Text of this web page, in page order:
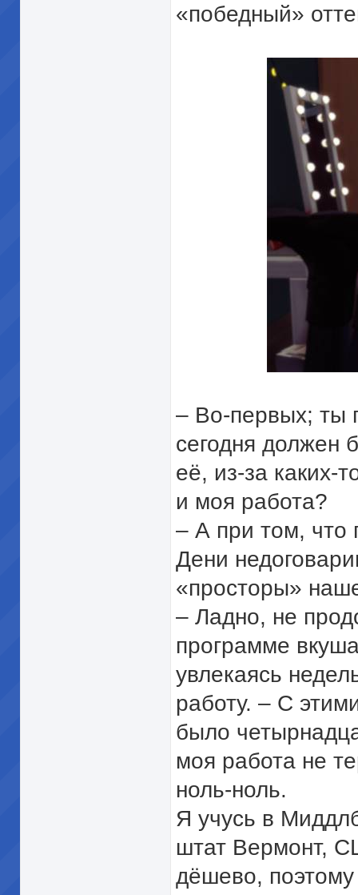
«победный»
– Во-первых; ты
сегодня должен
её, из-за каких-
и моя работа?
– А при том, что
Дени
«просторы»
– Ладно, не
программе
увлекаясь
работу. – С
было
моя работа не
ноль-ноль.
Я учусь в
штат Вермонт,
дёшево,